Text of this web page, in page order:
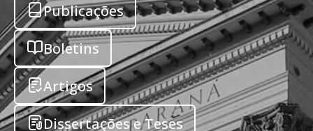
Publicações
Boletins
Artigos
Dissertações e Teses